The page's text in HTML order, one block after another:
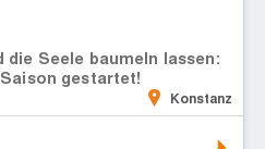
die Seele baumeln lassen:
gestartet!
Konstanz